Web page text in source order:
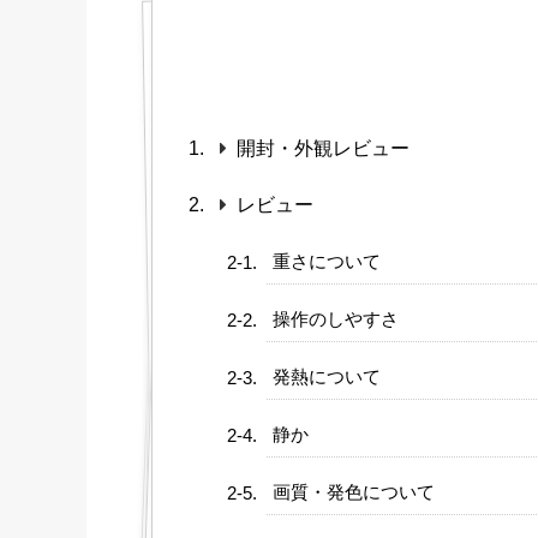
開封・外観レビュー
レビュー
重さについて
操作のしやすさ
発熱について
静か
画質・発色について